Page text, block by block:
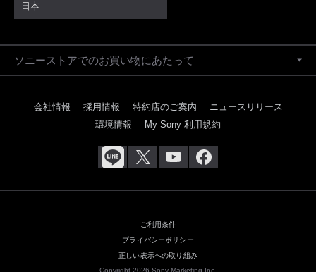
日本
ソニーストアでのお買い物にあたって
会社情報 採用情報 特約店のご案内
ニュースリリース
環境情報
My Sony 利用規約
ご利用条件
プライバシーポリシー
正しい表示への取り組み
Copyright 2026 Sony Marketing Inc.